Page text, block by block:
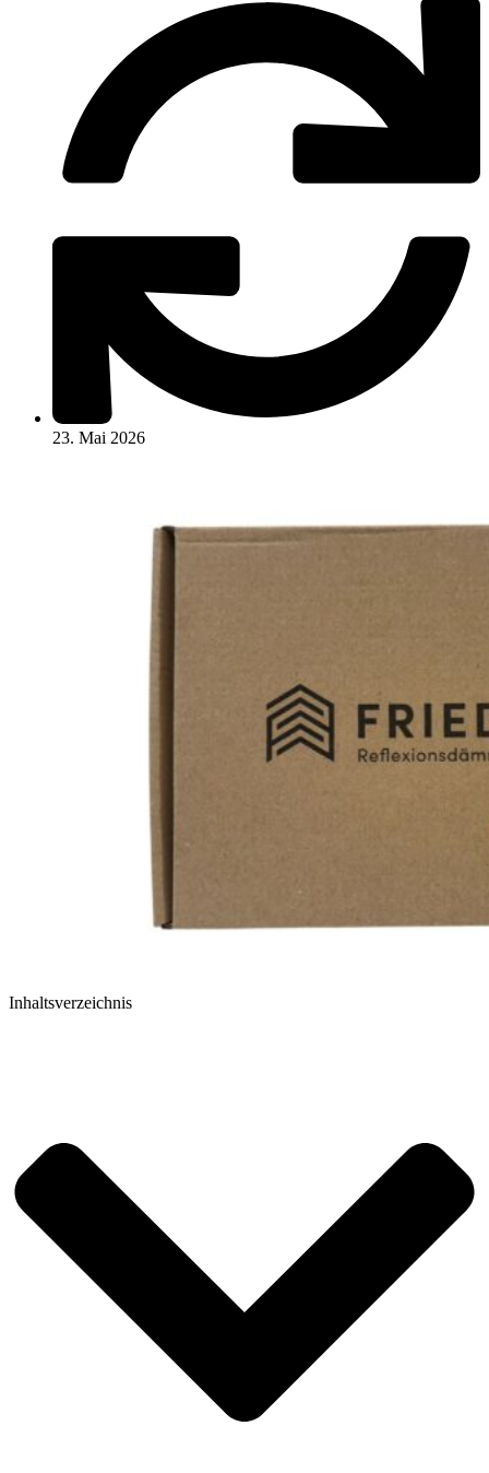
23. Mai 2026
Inhaltsverzeichnis